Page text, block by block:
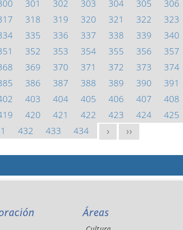
301 302 303 304 305 306
318 319 320 321 322 323
335 336 337 338 339 340
352 353 354 355 356 357
369 370 371 372 373 374
386 387 388 389 390 391
403 404 405 406 407 408
420 421 422 423 424 425
432 433 434 > >>
Áreas